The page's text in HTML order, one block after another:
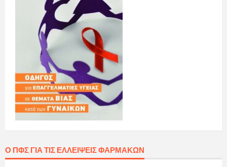
Ο ΠΦΣ ΓΙΑ ΤΙΣ ΕΛΛΕΊΨΕΙΣ ΦΑΡΜΆΚΩΝ